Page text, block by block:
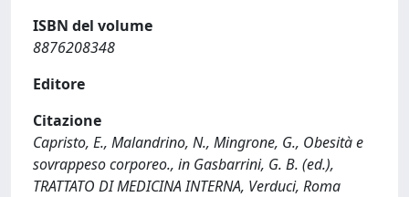
ISBN del volume
8876208348
Editore
Citazione
Capristo, E., Malandrino, N., Mingrone, G., Obesità e
sovrappeso corporeo., in Gasbarrini, G. B. (ed.),
TRATTATO DI MEDICINA INTERNA, Verduci, Roma